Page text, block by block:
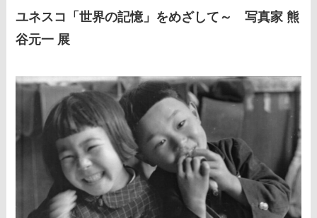
ユネスコ「世界の記憶」をめざして～ 写真家 熊
谷元一 展